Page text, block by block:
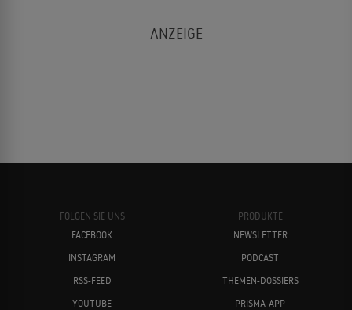
FOLGEN SIE UNS
FACEBOOK
INSTAGRAM
RSS-FEED
YOUTUBE
PRODUKTE
NEWSLETTER
PODCAST
THEMEN-DOSSIERS
PRISMA-APP